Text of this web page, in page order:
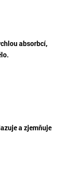
absorbcí,
a zjemňuje